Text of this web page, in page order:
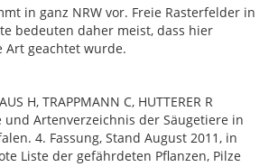
in ganz NRW vor. Freie Rasterfelder in
bedeuten daher meist, dass hier
geachtet wurde.
H, TRAPPMANN C, HUTTERER R
und Artenverzeichnis der Säugetiere in
4. Fassung, Stand August 2011, in
Liste der gefährdeten Pflanzen, Pilze